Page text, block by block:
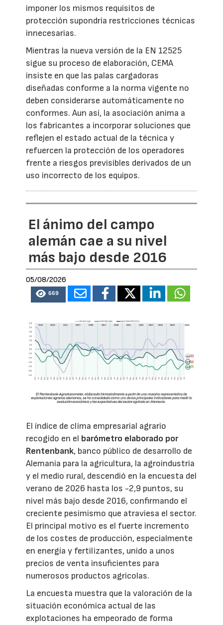
imponer los mismos requisitos de
protección supondría restricciones técnicas
innecesarias.
Mientras la nueva versión de la EN 12525
sigue su proceso de elaboración, CEMA
insiste en que las palas cargadoras
diseñadas conforme a la norma vigente no
deben considerarse automáticamente no
conformes. Aun así, la asociación anima a
los fabricantes a incorporar soluciones que
reflejen el estado actual de la técnica y
refuercen la protección de los operadores
frente a riesgos previsibles derivados de un
uso incorrecto de los equipos.
El ánimo del campo
alemán cae a su nivel
más bajo desde 2016
05/08/2026
669
El índice de clima empresarial agrario
recogido en el barómetro elaborado por
Rentenbank, banco público de desarrollo de
Alemania para la agricultura, la agroindustria
y el medio rural, descendió en la encuesta del
verano de 2026 hasta los -2,9 puntos, su
nivel más bajo desde 2016, confirmando el
creciente pesimismo que atraviesa el sector.
El principal motivo es el fuerte incremento
de los costes de producción, especialmente
en energía y fertilizantes, unido a unos
precios de venta insuficientes para
numerosos productos agrícolas.
La encuesta muestra que la valoración de la
situación económica actual de las
explotaciones ha empeorado de forma